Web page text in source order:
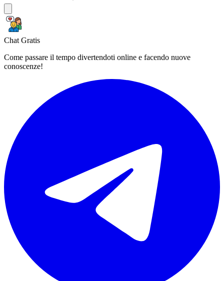
Chat Gratis
Come passare il tempo divertendoti online e facendo nuove
conoscenze!